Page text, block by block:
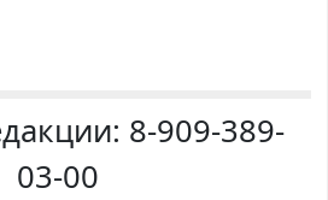
8-909-389-
03-00